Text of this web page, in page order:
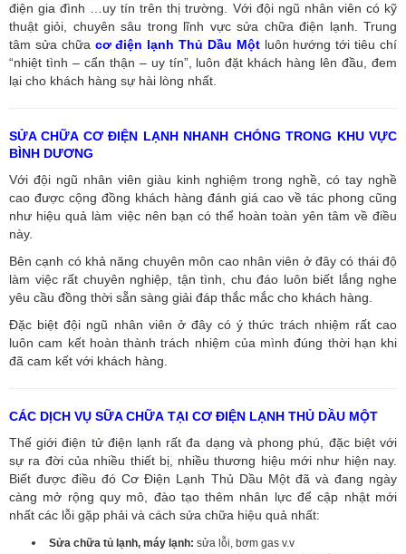
điện gia đình …uy tín trên thị trường. Với đội ngũ nhân viên có kỹ
thuật giỏi, chuyên sâu trong lĩnh vực sửa chữa điện lạnh. Trung
tâm sửa chữa cơ điện lạnh Thủ Dầu Mộtluôn hướng tới tiêu chí
“nhiệt tình – cẩn thận – uy tín”, luôn đặt khách hàng lên đầu, đem
lại cho khách hàng sự hài lòng nhất.
SỬA CHỮA CƠ ĐIỆN LẠNH NHANH CHÓNG TRONG KHU VỰC
BÌNH DƯƠNG
Với đội ngũ nhân viên giàu kinh nghiệm trong nghề, có tay nghề
cao được cộng đồng khách hàng đánh giá cao về tác phong cũng
như hiệu quả làm việc nên bạn có thể hoàn toàn yên tâm về điều
này.
Bên cạnh có khả năng chuyên môn cao nhân viên ở đây có thái độ
làm việc rất chuyên nghiệp, tận tình, chu đáo luôn biết lắng nghe
yêu cầu đồng thời sẵn sàng giải đáp thắc mắc cho khách hàng.
Đặc biệt đội ngũ nhân viên ở đây có ý thức trách nhiệm rất cao
luôn cam kết hoàn thành trách nhiệm của mình đúng thời hạn khi
đã cam kết với khách hàng.
CÁC DỊCH VỤ SỮA CHỮA TẠI CƠ ĐIỆN LẠNH THỦ DẦU MỘT
Thế giới điện tử điện lạnh rất đa dạng và phong phú, đặc biệt với
sự ra đời của nhiều thiết bị, nhiều thương hiệu mới như hiện nay.
Biết được điều đó Cơ Điện Lạnh Thủ Dầu Một đã và đang ngày
càng mở rộng quy mô, đào tạo thêm nhân lực để cập nhật mới
nhất các lỗi gặp phải và cách sửa chữa hiệu quả nhất:
Sửa chữa tủ lạnh, máy lạnh: sửa lỗi, bơm gas v.v